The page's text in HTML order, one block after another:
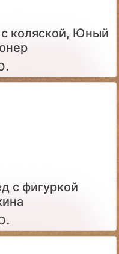
коляской, Юный
с фигуркой